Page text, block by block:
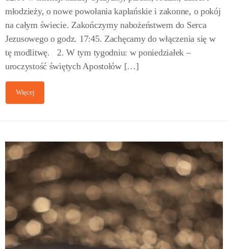
młodzieży, o nowe powołania kapłańskie i zakonne, o pokój
na całym świecie. Zakończymy nabożeństwem do Serca
Jezusowego o godz. 17:45. Zachęcamy do włączenia się w
tę modlitwę. 2. W tym tygodniu: w poniedziałek –
uroczystość świętych Apostołów […]
Więcej